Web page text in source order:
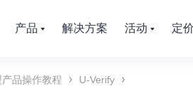
产品 解决方案 活动 定
品操作教程 U-Verify